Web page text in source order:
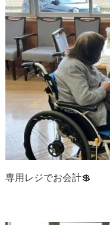
専用レジでお会計💲